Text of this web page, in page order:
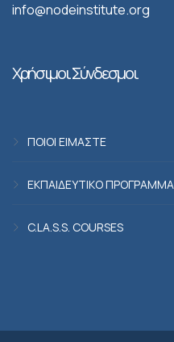
info@nodeinstitute.org
Χρήσιμοι Σύνδεσμοι
ΠΟΙΟΙ ΕΙΜΑΣΤΕ
ΕΚΠΑΙΔΕΥΤΙΚΟ ΠΡΟΓΡΑΜΜΑ
C.LA.S.S. COURSES